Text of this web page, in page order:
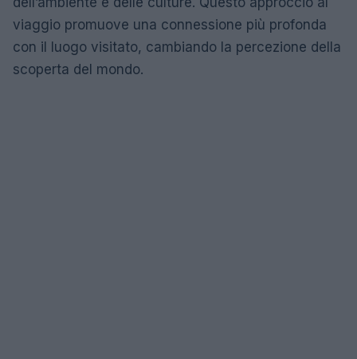
viaggio promuove una connessione più profonda
con il luogo visitato, cambiando la percezione della
scoperta del mondo.